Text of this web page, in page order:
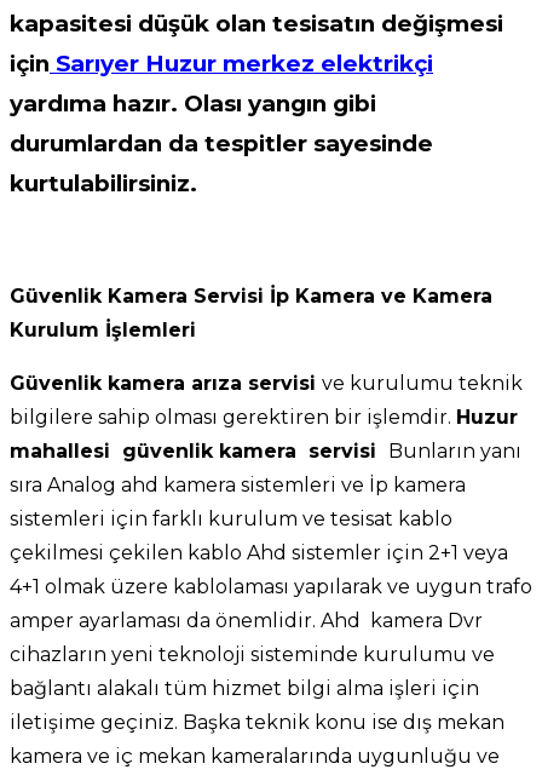
kapasitesi düşük olan tesisatın değişmesi
için Sarıyer Huzur merkez elektrikçi
yardıma hazır. Olası yangın gibi
durumlardan da tespitler sayesinde
kurtulabilirsiniz.
Güvenlik Kamera Servisi İp Kamera ve Kamera
Kurulum İşlemleri
Güvenlik kamera arıza servisi ve kurulumu teknik
bilgilere sahip olması gerektiren bir işlemdir. Huzur
mahallesi güvenlik kamera servisi Bunların yanı
sıra Analog ahd kamera sistemleri ve İp kamera
sistemleri için farklı kurulum ve tesisat kablo
çekilmesi çekilen kablo Ahd sistemler için 2+1 veya
4+1 olmak üzere kablolaması yapılarak ve uygun trafo
amper ayarlaması da önemlidir. Ahd kamera Dvr
cihazların yeni teknoloji sisteminde kurulumu ve
bağlantı alakalı tüm hizmet bilgi alma işleri için
iletişime geçiniz. Başka teknik konu ise dış mekan
kamera ve iç mekan kameralarında uygunluğu ve